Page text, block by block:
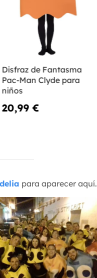
Disfraz de Fantasma
Pac-Man Clyde para
niños
20,99 €
para aparecer aquí.